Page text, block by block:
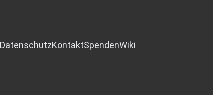
DatenschutzKontaktSpendenWiki